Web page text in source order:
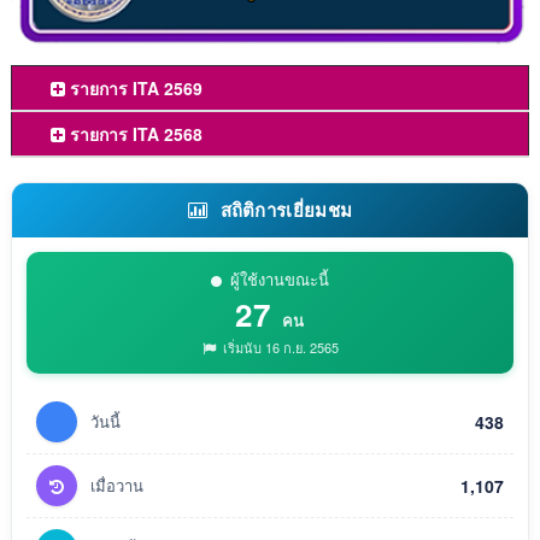
รายการ ITA 2569
รายการ ITA 2568
สถิติการเยี่ยมชม
ผู้ใช้งานขณะนี้
27 คน
เริ่มนับ 16 ก.ย. 2565
วันนี้ 438
เมื่อวาน 1,107